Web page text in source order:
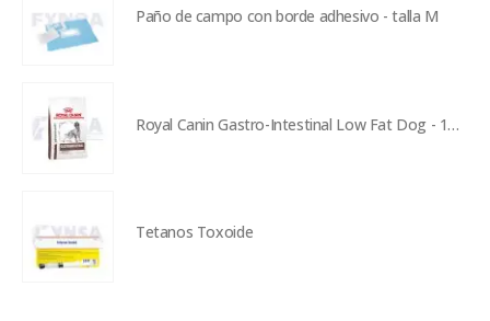
Paño de campo con borde adhesivo - talla M
Royal Canin Gastro-Intestinal Low Fat Dog - 13 kg
Tetanos Toxoide